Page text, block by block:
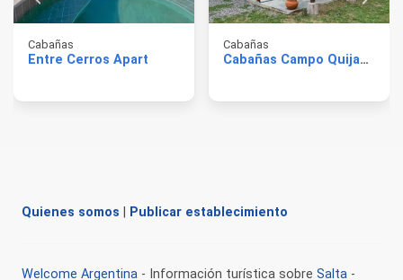
Cabañas
Entre Cerros Apart
Cabañas
Cabañas Campo Quijano
Quienes somos Publicar establecimiento
Welcome Argentina - Información turística sobre Salta -